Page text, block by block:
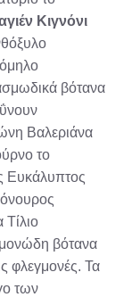
Κιγνόνι
βότανα
Βαλεριάνα
το
Ευκάλυπτος
βότανα
φλεγμονές. Τα
των